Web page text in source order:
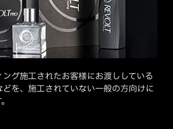
グ施工されたお客様にお渡ししている
どを、施工されていない一般の方向けに